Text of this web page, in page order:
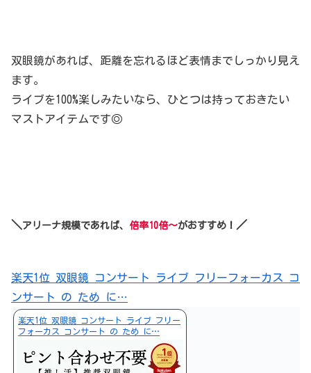
双眼鏡があれば、距離を忘れるほど表情までしっかり見え
ます。
ライブを100%楽しみたいなら、ひとつは持っておきたい
マストアイテムです◎
＼ アリーナ規模であれば、 倍率10倍～がおすすめ！ ／
楽天1位 双眼鏡 コンサート ライブ フリーフォーカス コ
ンサート の ため に…
楽天1位 双眼鏡 コンサート ライブ フリー
フォーカス コンサート の ため に…